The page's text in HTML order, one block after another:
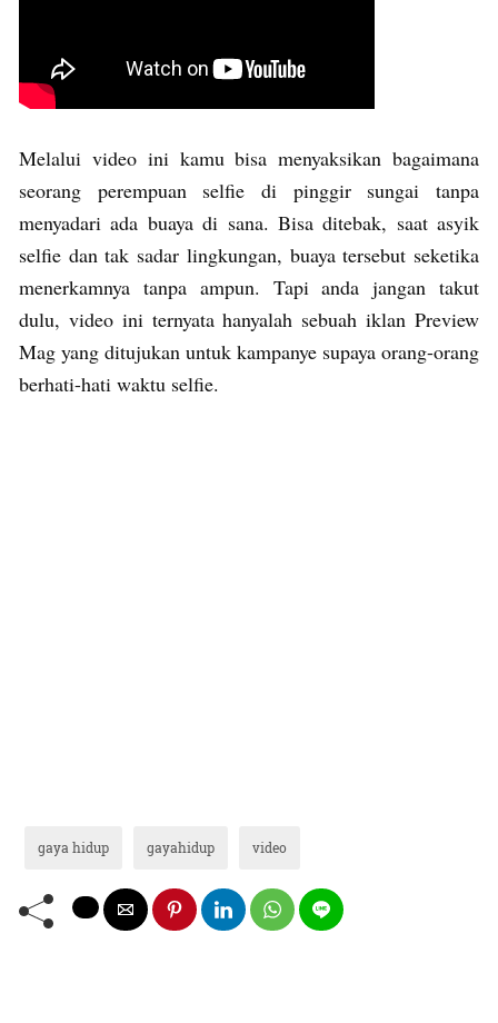
Melalui video ini kamu bisa menyaksikan bagaimana
seorang perempuan selfie di pinggir sungai tanpa
menyadari ada buaya di sana. Bisa ditebak, saat asyik
selfie dan tak sadar lingkungan, buaya tersebut seketika
menerkamnya tanpa ampun. Tapi anda jangan takut
dulu, video ini ternyata hanyalah sebuah iklan Preview
Mag yang ditujukan untuk kampanye supaya orang-orang
berhati-hati waktu selfie.
gaya hidup gayahidup video